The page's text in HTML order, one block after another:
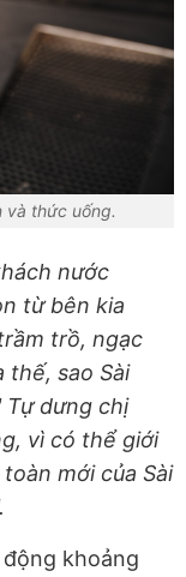
và thức uống.
nước
từ bên kia
trồ, ngạc
thế, sao Sài
Tự dưng chị
vì có thể giới
mới của Sài
khoảng